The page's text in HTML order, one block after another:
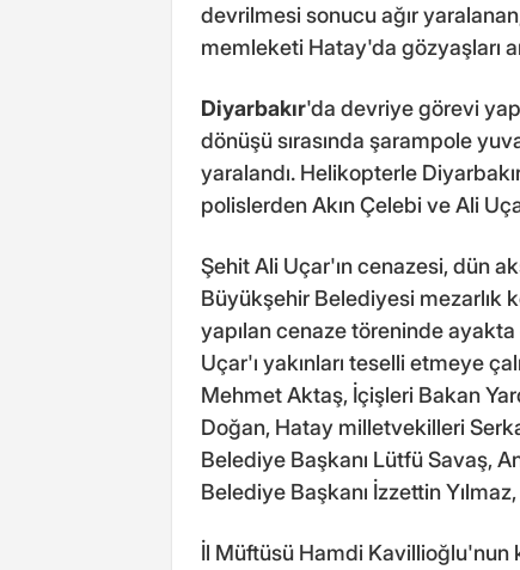
devrilmesi sonucu ağır
memleketi Hatay'da gözyaşları
Diyarbakır'da devriye görevi
dönüşü sırasında şarampole
yaralandı. Helikopterle
polislerden Akın Çelebi ve Ali
Şehit Ali Uçar'ın cenazesi, dün
Büyükşehir Belediyesi mezarlık
yapılan cenaze töreninde
Uçar'ı yakınları teselli etmeye
Mehmet Aktaş, İçişleri Bakan
Doğan, Hatay milletvekilleri
Belediye Başkanı Lütfü Savaş,
Belediye Başkanı İzzettin
İl Müftüsü Hamdi Kavillioğlu'nun